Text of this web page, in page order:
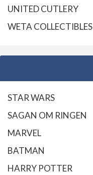
UNITED CUTLERY
WETA COLLECTIBLES
STAR WARS
SAGAN OM RINGEN
MARVEL
BATMAN
HARRY POTTER